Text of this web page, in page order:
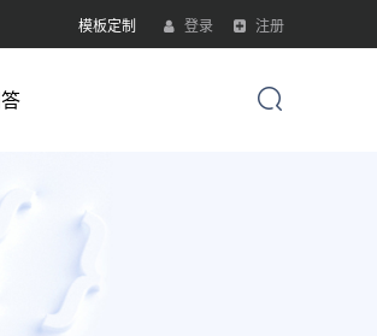
模板定制 登录 注册